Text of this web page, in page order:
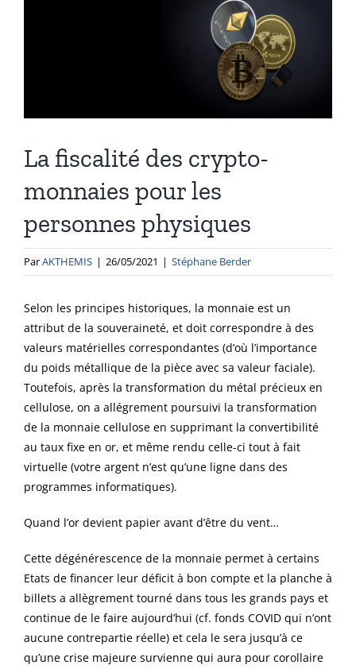
La fiscalité des crypto-
monnaies pour les
personnes physiques
ParAKTHEMIS | 26/05/2021 | Stéphane Berder
Selon les principes historiques, la monnaie est un
attribut de la souveraineté, et doit correspondre à des
valeurs matérielles correspondantes (d’où l’importance
du poids métallique de la pièce avec sa valeur faciale).
Toutefois, après la transformation du métal précieux en
cellulose, on a allégrement poursuivi la transformation
de la monnaie cellulose en supprimant la convertibilité
au taux fixe en or, et même rendu celle-ci tout à fait
virtuelle (votre argent n’est qu’une ligne dans des
programmes informatiques).
Quand l’or devient papier avant d’être du vent…
Cette dégénérescence de la monnaie permet à certains
Etats de financer leur déficit à bon compte et la planche à
billets a allègrement tourné dans tous les grands pays et
continue de le faire aujourd’hui (cf. fonds COVID qui n’ont
aucune contrepartie réelle) et cela le sera jusqu’à ce
qu’une crise majeure survienne qui aura pour corollaire